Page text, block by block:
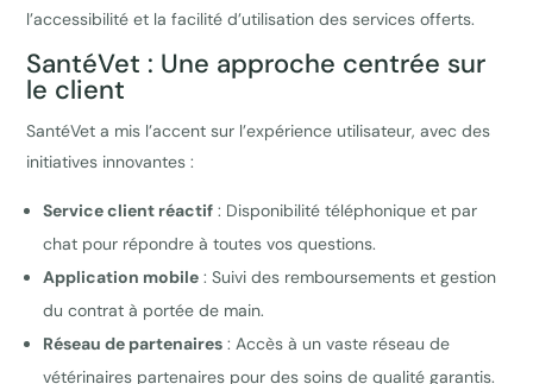
l’accessibilité et la facilité d’utilisation des services offerts.
SantéVet : Une approche centrée sur
le client
SantéVet a mis l’accent sur l’expérience utilisateur, avec des
initiatives innovantes :
Service client réactif : Disponibilité téléphonique et par
chat pour répondre à toutes vos questions.
Application mobile : Suivi des remboursements et gestion
du contrat à portée de main.
Réseau de partenaires : Accès à un vaste réseau de
vétérinaires partenaires pour des soins de qualité garantis.